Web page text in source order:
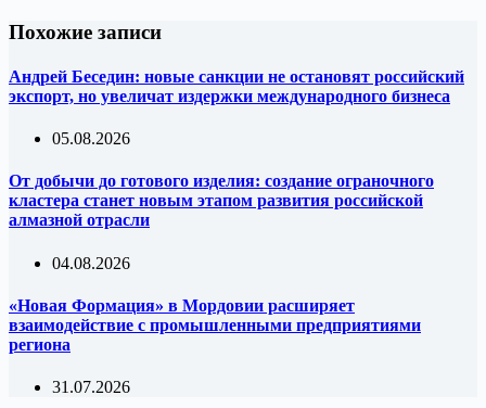
Похожие записи
Андрей Беседин: новые санкции не остановят российский
экспорт, но увеличат издержки международного бизнеса
05.08.2026
От добычи до готового изделия: создание ограночного
кластера станет новым этапом развития российской
алмазной отрасли
04.08.2026
«Новая Формация» в Мордовии расширяет
взаимодействие с промышленными предприятиями
региона
31.07.2026